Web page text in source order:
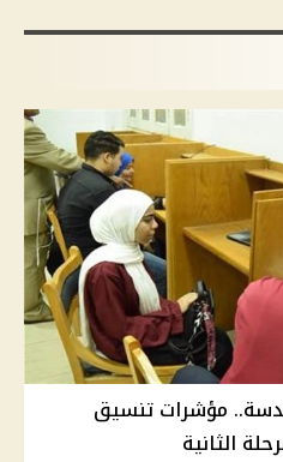
للهندسة.. مؤشرات تنسيق